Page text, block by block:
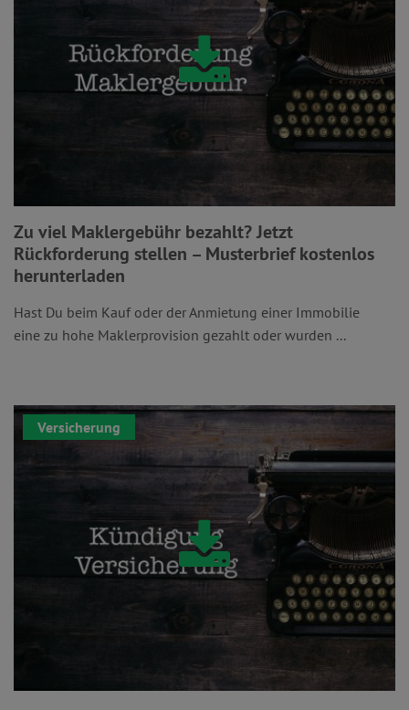
Zu viel Maklergebühr bezahlt? Jetzt
Rückforderung stellen – Musterbrief kostenlos
herunterladen
Hast Du beim Kauf oder der Anmietung einer Immobilie
eine zu hohe Maklerprovision gezahlt oder wurden ...
Versicherung